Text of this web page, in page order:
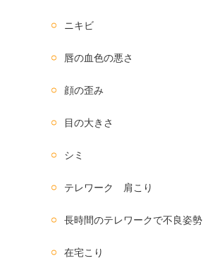
ニキビ
唇の血色の悪さ
顔の歪み
目の大きさ
シミ
テレワーク 肩こり
長時間のテレワークで不良姿勢
在宅こり